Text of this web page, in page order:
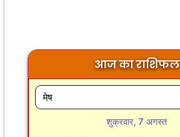
आज का राशिफल
शुक्रवार, 7 अगस्त